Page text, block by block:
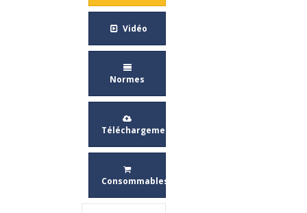
Vidéo
Normes
Téléchargement
Consommables